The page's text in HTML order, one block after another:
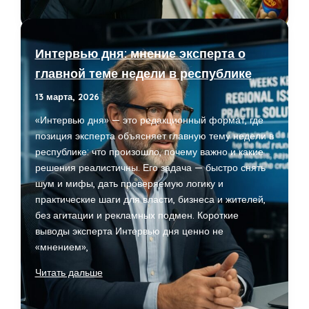
Эл:
что
подорожало
и
почему
—
комментарии
экономиста
Интервью дня: мнение эксперта о
главной теме недели в республике
13 марта, 2026
«Интервью дня» — это редакционный формат, где
позиция эксперта объясняет главную тему недели в
республике: что произошло, почему важно и какие
решения реалистичны. Его задача — быстро снять
шум и мифы, дать проверяемую логику и
практические шаги для власти, бизнеса и жителей,
без агитации и рекламных подмен. Короткие
выводы эксперта Интервью дня ценно не
«мнением»,
Интервью
дня:
Читать дальше